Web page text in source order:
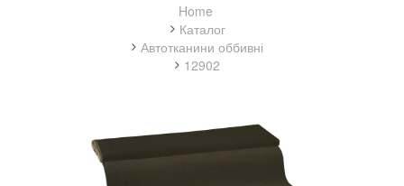
Home
Каталог
автотканини оббивні
12902